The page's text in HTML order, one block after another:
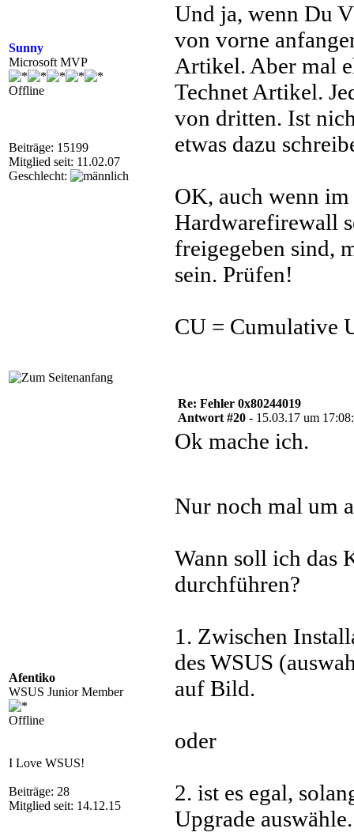
Sunny
Microsoft MVP
Offline
Beiträge: 15199
Mitglied seit: 11.02.07
Geschlecht:
Und ja, wenn Du
von vorne
Artikel. Aber mal
Technet Artikel.
von dritten. Ist
etwas dazu
OK, auch wenn
Hardwarefirewall
freigegeben sind,
sein. Prüfen!
CU = Cumulative
Afentiko
WSUS Junior Member
Offline
I Love WSUS!
Beiträge: 28
Mitglied seit: 14.12.15
Re: Fehler 0x80244019
Antwort #20 - 15.03.17 um
Ok mache ich.
Nur noch mal um
Wann soll ich das
durchführen?
1. Zwischen
des WSUS
auf Bild.
oder
2. ist es egal,
Upgrade auswähle.